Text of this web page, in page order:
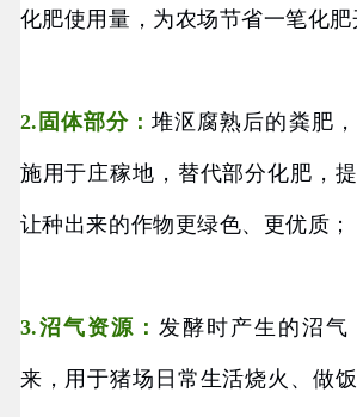
化肥使用量，为农场节省一笔化肥
2.固体部分：堆沤腐熟后的粪肥
施用于庄稼地，替代部分化肥，
让种出来的作物更绿色、更优质；
3.沼气资源：发酵时产生的沼气
来，用于猪场日常生活烧火、做